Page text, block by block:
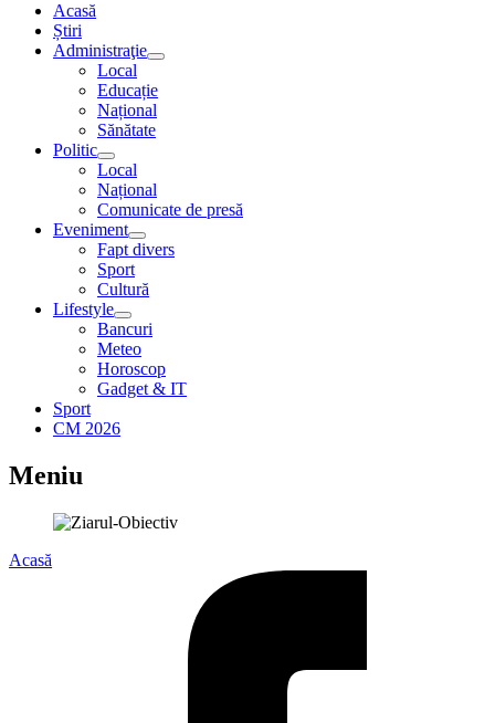
Acasă
Știri
Administraţie
Local
Educație
Național
Sănătate
Politic
Local
Național
Comunicate de presă
Eveniment
Fapt divers
Sport
Cultură
Lifestyle
Bancuri
Meteo
Horoscop
Gadget & IT
Sport
CM 2026
Meniu
Acasă